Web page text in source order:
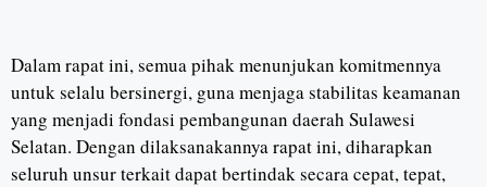
Dalam rapat ini, semua pihak menunjukan komitmennya
untuk selalu bersinergi, guna menjaga stabilitas keamanan
yang menjadi fondasi pembangunan daerah Sulawesi
Selatan. Dengan dilaksanakannya rapat ini, diharapkan
seluruh unsur terkait dapat bertindak secara cepat, tepat,